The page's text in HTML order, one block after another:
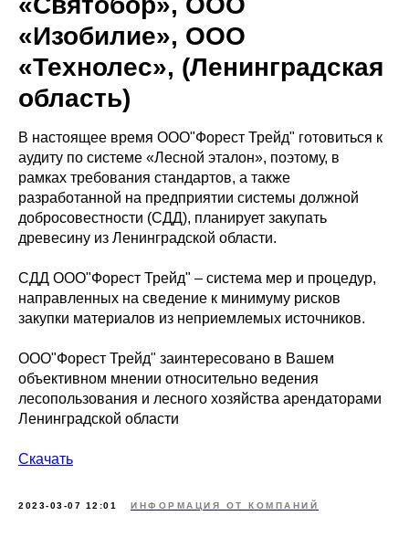
«Изобилие», ООО
«Технолес», (Ленинградская
область)
В настоящее время ООО"Форест Трейд" готовиться к
аудиту по системе «Лесной эталон», поэтому, в
рамках требования стандартов, а также
разработанной на предприятии системы должной
добросовестности (СДД), планирует закупать
древесину из Ленинградской области.
СДД ООО"Форест Трейд" – система мер и процедур,
направленных на сведение к минимуму рисков
закупки материалов из неприемлемых источников.
ООО"Форест Трейд" заинтересовано в Вашем
объективном мнении относительно ведения
лесопользования и лесного хозяйства арендаторами
Ленинградской области
Скачать
2023-03-07 12:01 ИНФОРМАЦИЯ ОТ КОМПАНИЙ